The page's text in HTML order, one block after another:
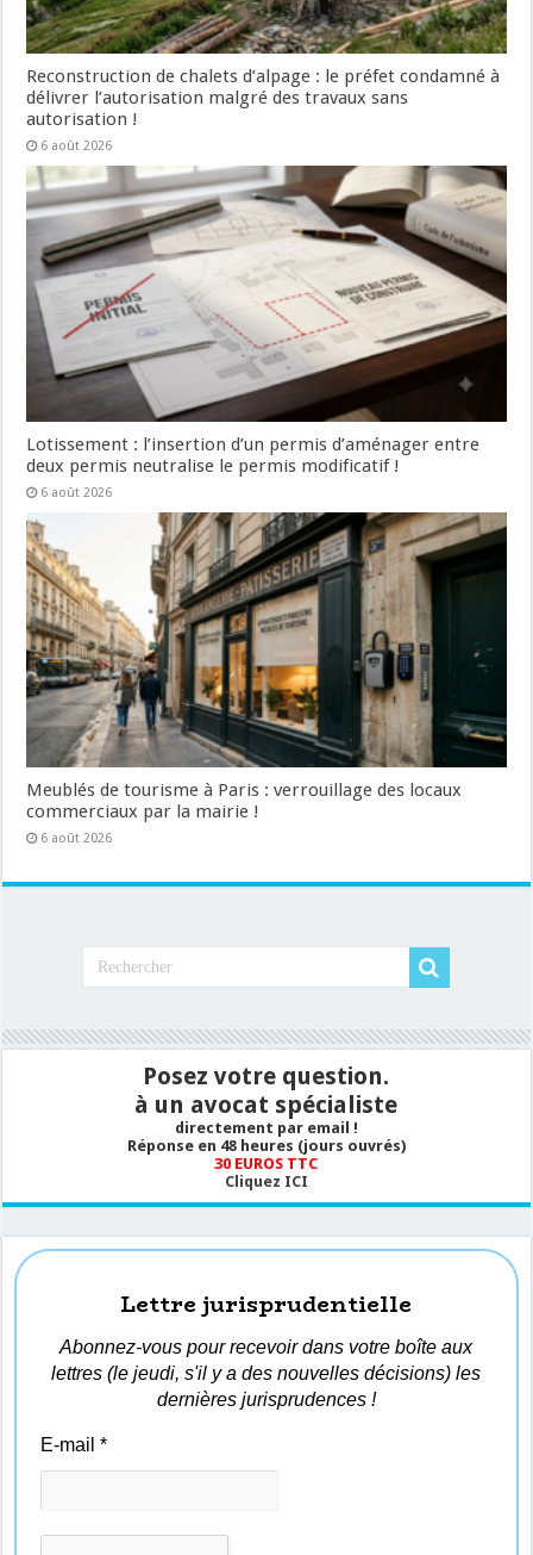
Reconstruction de chalets d’alpage : le préfet condamné à
délivrer l’autorisation malgré des travaux sans
autorisation !
6 août 2026
Lotissement : l’insertion d’un permis d’aménager entre
deux permis neutralise le permis modificatif !
6 août 2026
Meublés de tourisme à Paris : verrouillage des locaux
commerciaux par la mairie !
6 août 2026
Posez votre question.
à un avocat spécialiste
directement par email !
Réponse en 48 heures (jours ouvrés)
30 EUROS TTC
Cliquez ICI
Lettre jurisprudentielle
Abonnez-vous pour recevoir dans votre boîte aux
lettres (le jeudi, s'il y a des nouvelles décisions) les
dernières jurisprudences !
E-mail*